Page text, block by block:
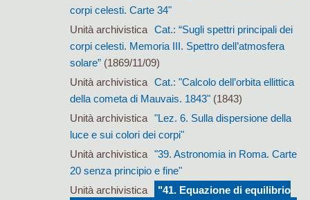
corpi celesti. Carte 34"
Unità archivistica Cat.: “Sugli spettri principali dei
corpi celesti. Memoria III. Spettro dell’atmosfera
solare”(1869/11/09)
Unità archivistica Cat.: "Calcolo dell’orbita ellittica
della cometa di Mauvais. 1843"(1843)
Unità archivistica "Lez. 6. Sulla dispersione della
luce e sui colori dei corpi"
Unità archivistica "39. Astronomia in Roma. Carte
20 senza principio e fine"
Unità archivistica
"41. Equazione di equilibrio